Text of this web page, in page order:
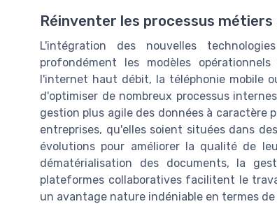
Réinventer les processus métiers
L'intégration des nouvelles
profondément les modèles
l'internet haut débit, la téléphonie mobile
d'optimiser de nombreux processus
gestion plus agile des données à caractère
entreprises, qu'elles soient situées dans
évolutions pour améliorer la qualité de
dématérialisation des documents, la
plateformes collaboratives facilitent le
un avantage nature indéniable en termes